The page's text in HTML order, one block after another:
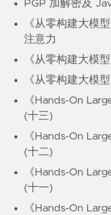
PGP 加解密及
《从零构建大模
注意力
《从零构建大模
《从零构建大模
《Hands-On
(十三)
《Hands-On
(十二)
《Hands-On
(十一)
《Hands-On